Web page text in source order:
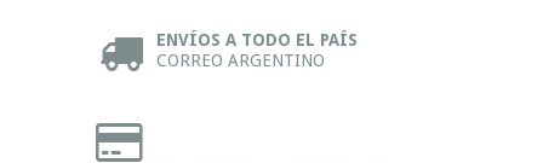
ENVÍOS A TODO EL PAÍS
CORREO ARGENTINO